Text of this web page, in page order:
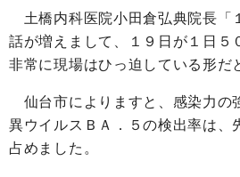
土橋内科医院小田倉弘典院長「
話が増えまして、１９日が１日５
非常に現場はひっ迫している形だ
仙台市によりますと、感染力の
異ウイルスＢＡ．５の検出率は、
占めました。